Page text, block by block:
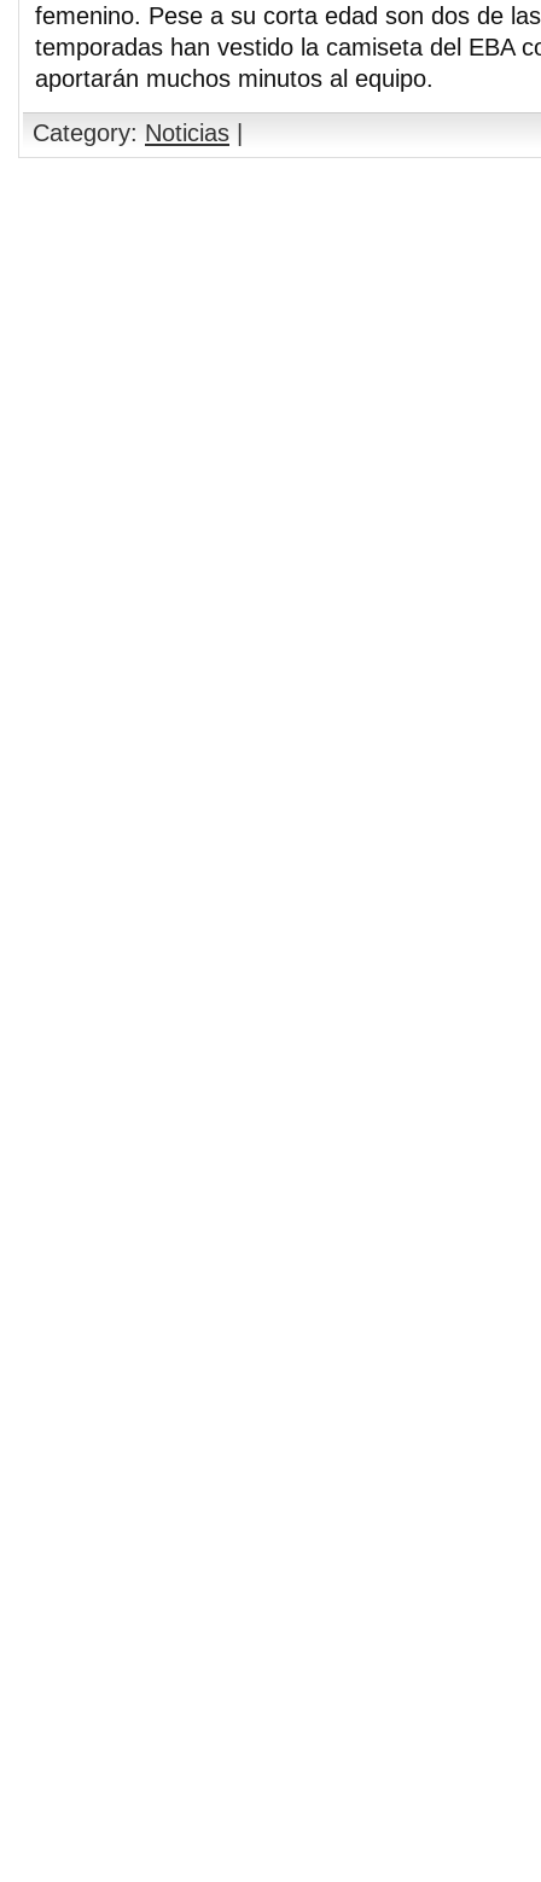
femenino. Pese a su corta edad son dos de
temporadas han vestido la camiseta del EBA
aportarán muchos minutos al equipo.
Category: Noticias